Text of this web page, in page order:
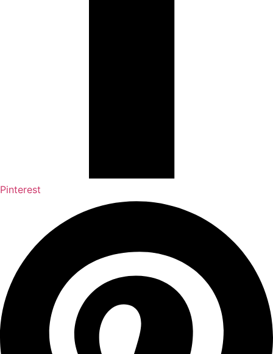
Pinterest